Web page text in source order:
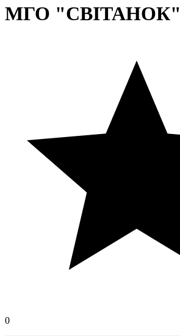
МГО "СВІТАНОК"
0